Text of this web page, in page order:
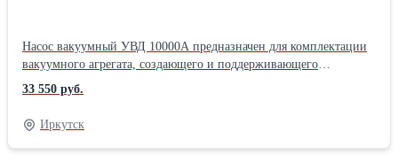
Насос вакуумный УВД 10000А предназначен для комплектации
вакуумного агрегата, создающего и поддерживающего
вакуумметрическое давление при машинном доении коров.
Насос может также применяться в других механизмах, где
требуется создание вакуумметрического давления.Цену
уточняйте
33 550 руб.
Иркутск